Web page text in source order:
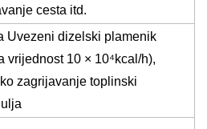
cesta itd.
Uvezeni dizelski plamenik
vrijednost 10 × 10⁴kcal/h),
zagrijavanje toplinski